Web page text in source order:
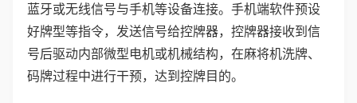
蓝牙或无线信号与手机等设备连接。手机端软件预设
好牌型等指令，发送信号给控牌器，控牌器接收到信
号后驱动内部微型电机或机械结构，在麻将机洗牌、
码牌过程中进行干预，达到控牌目的。